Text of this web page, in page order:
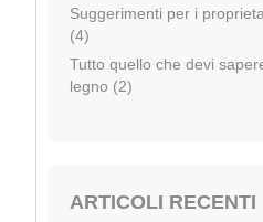
Suggerimenti per i
(4)
Tutto quello che devi
legno (2)
ARTICOLI RECENTI